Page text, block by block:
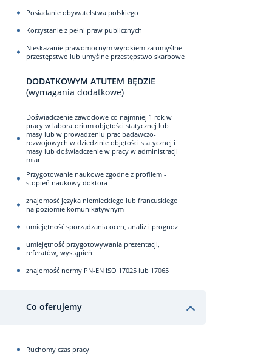
Posiadanie obywatelstwa polskiego
Korzystanie z pełni praw publicznych
Nieskazanie prawomocnym wyrokiem za umyślne
przestępstwo lub umyślne przestępstwo skarbowe
DODATKOWYM ATUTEM BĘDZIE
(wymagania dodatkowe)
Doświadczenie zawodowe co najmniej 1 rok w
pracy w laboratorium objętości statycznej lub
masy lub w prowadzeniu prac badawczo-
rozwojowych w dziedzinie objętości statycznej i
masy lub doświadczenie w pracy w administracji
miar
Przygotowanie naukowe zgodne z profilem -
stopień naukowy doktora
znajomość języka niemieckiego lub francuskiego
na poziomie komunikatywnym
umiejętność sporządzania ocen, analiz i prognoz
umiejętność przygotowywania prezentacji,
referatów, wystąpień
znajomość normy PN-EN ISO 17025 lub 17065
Co oferujemy
Ruchomy czas pracy